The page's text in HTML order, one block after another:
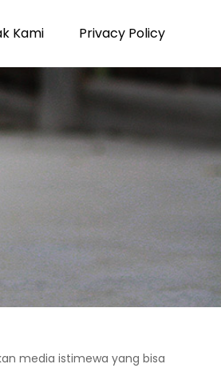
Kami Privacy Policy
media istimewa yang bisa